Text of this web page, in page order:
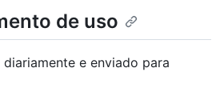
de uso
e enviado para